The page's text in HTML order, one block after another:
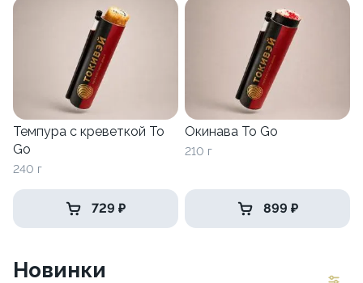
Темпура с креветкой To
Go
240 г
729 ₽
Окинава To Go
210 г
899 ₽
Новинки